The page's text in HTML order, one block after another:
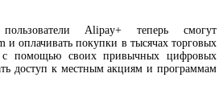
Alipay+ теперь смогут
и оплачивать покупки в тысячах торговых
помощью своих привычных цифровых
доступ к местным акциям и программам